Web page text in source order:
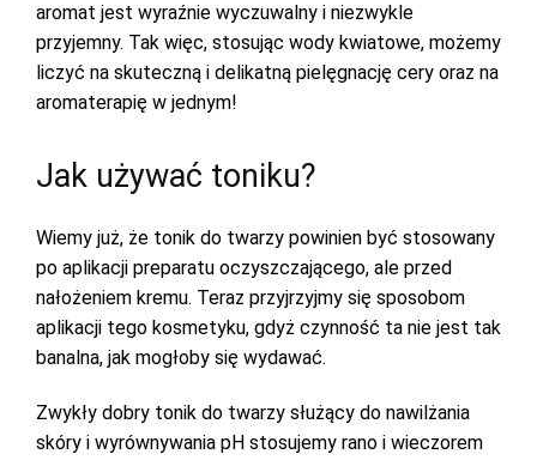
aromat jest wyraźnie wyczuwalny i niezwykle
przyjemny. Tak więc, stosując wody kwiatowe, możemy
liczyć na skuteczną i delikatną pielęgnację cery oraz na
aromaterapię w jednym!
Jak używać toniku?
Wiemy już, że tonik do twarzy powinien być stosowany
po aplikacji preparatu oczyszczającego, ale przed
nałożeniem kremu. Teraz przyjrzyjmy się sposobom
aplikacji tego kosmetyku, gdyż czynność ta nie jest tak
banalna, jak mogłoby się wydawać.
Zwykły dobry tonik do twarzy służący do nawilżania
skóry i wyrównywania pH stosujemy rano i wieczorem